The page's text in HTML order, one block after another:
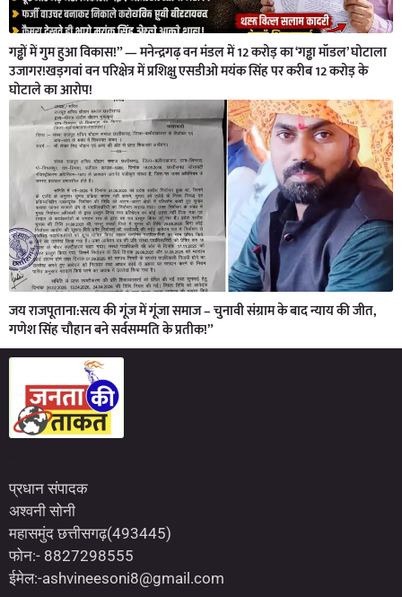
गड्ढों में गुम हुआ विकास!” — मनेन्द्रगढ़ वन मंडल में 12 करोड़ का ‘गड्ढा मॉडल’ घोटाला
उजागर!खड़गवां वन परिक्षेत्र में प्रशिक्षु एसडीओ मयंक सिंह पर करीब 12 करोड़ के
घोटाले का आरोप!
जय राजपूताना:सत्य की गूंज में गूंजा समाज – चुनावी संग्राम के बाद न्याय की जीत,
गणेश सिंह चौहान बने सर्वसम्मति के प्रतीक!”
प्रधान संपादक
अश्वनी सोनी
महासमुंद छत्तीसगढ़(493445)
फोन:- 8827298555
ईमेल:-ashvineesoni8@gmail.com